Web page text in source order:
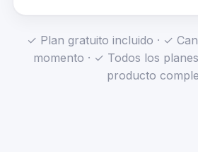
✓ Plan gratuito incluido · ✓
momento · ✓ Todos los
producto